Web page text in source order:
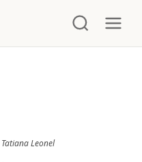
Tatiana Leonel